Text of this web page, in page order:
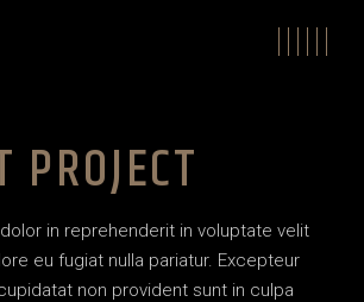
PROJECT
in reprehenderit in voluptate velit
eu fugiat nulla pariatur. Excepteur
non provident sunt in culpa